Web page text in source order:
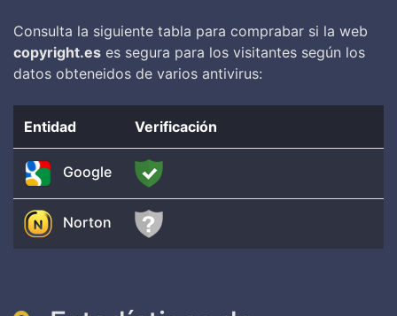
Consulta la siguiente tabla para comprabar si la web
copyright.es es segura para los visitantes según los
datos obteneidos de varios antivirus:
Entidad Verificación
Google
Norton